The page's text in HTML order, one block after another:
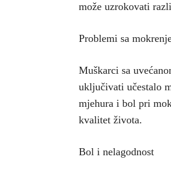
može uzrokovati
Problemi sa
Muškarci sa
uključivati učestalo
mjehura i bol pri
kvalitet života.
Bol i nelagodnost